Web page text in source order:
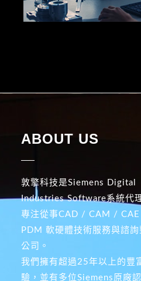
ABOUT US
敦擎科技是Siemens Digital
Industries Software系統代
專注從事CAD / CAM /
PDM 軟硬體技術服務與諮詢
公司。
我們擁有超過25年以上的豐
驗，並有多位Siemens原廠